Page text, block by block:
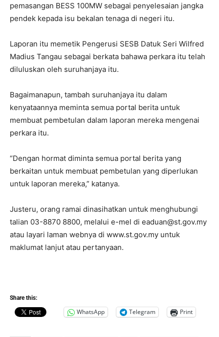
pemasangan BESS 100MW sebagai penyelesaian jangka
pendek kepada isu bekalan tenaga di negeri itu.
Laporan itu memetik Pengerusi SESB Datuk Seri Wilfred
Madius Tangau sebagai berkata bahawa perkara itu telah
diluluskan oleh suruhanjaya itu.
Bagaimanapun, tambah suruhanjaya itu dalam
kenyataannya meminta semua portal berita untuk
membuat pembetulan dalam laporan mereka mengenai
perkara itu.
“Dengan hormat diminta semua portal berita yang
berkaitan untuk membuat pembetulan yang diperlukan
untuk laporan mereka,” katanya.
Justeru, orang ramai dinasihatkan untuk menghubungi
talian 03-8870 8800, melalui e-mel di eaduan@st.gov.my
atau layari laman webnya di www.st.gov.my untuk
maklumat lanjut atau pertanyaan.
Share this:
WhatsApp Telegram Print